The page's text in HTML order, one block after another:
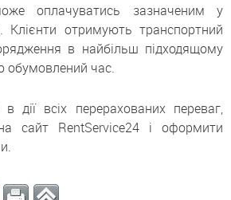
оплачуватись зазначеним у
Клієнти отримують транспортний
в найбільш підходящому
обумовлений час.
дії всіх перерахованих переваг,
сайт RentService24 і оформити